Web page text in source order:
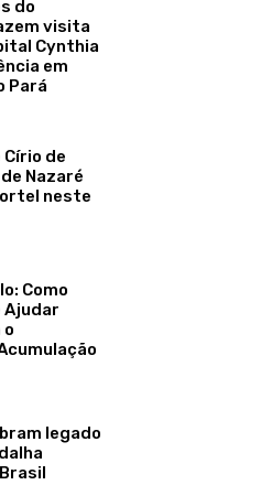
do
visita
Cynthia
em
Pará
de
Nazaré
neste
Como
Ajudar
o
legado